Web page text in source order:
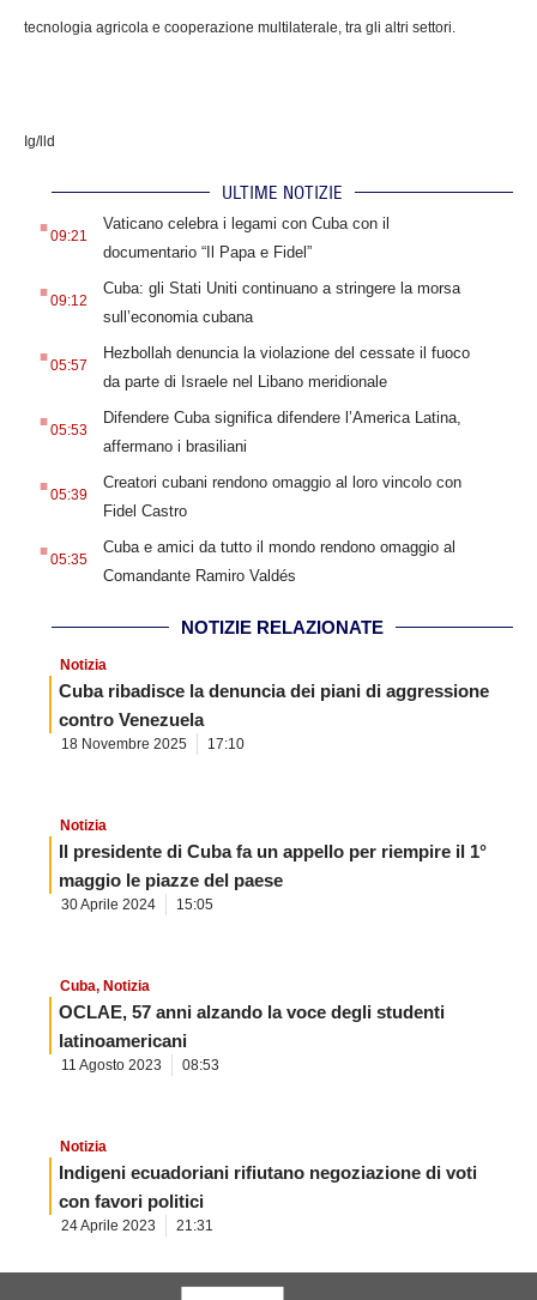
tecnologia agricola e cooperazione multilaterale, tra gli altri settori.
Ig/lld
ULTIME NOTIZIE
.09:21
Vaticano celebra i legami con Cuba con il
documentario “Il Papa e Fidel”
.09:12
Cuba: gli Stati Uniti continuano a stringere la morsa
sull’economia cubana
.05:57
Hezbollah denuncia la violazione del cessate il fuoco
da parte di Israele nel Libano meridionale
.05:53
Difendere Cuba significa difendere l’America Latina,
affermano i brasiliani
.05:39
Creatori cubani rendono omaggio al loro vincolo con
Fidel Castro
.05:35
Cuba e amici da tutto il mondo rendono omaggio al
Comandante Ramiro Valdés
NOTIZIE RELAZIONATE
Notizia
Cuba ribadisce la denuncia dei piani di aggressione
contro Venezuela
18 Novembre 2025 17:10
Notizia
Il presidente di Cuba fa un appello per riempire il 1°
maggio le piazze del paese
30 Aprile 2024 15:05
Cuba, Notizia
OCLAE, 57 anni alzando la voce degli studenti
latinoamericani
11 Agosto 2023 08:53
Notizia
Indigeni ecuadoriani rifiutano negoziazione di voti
con favori politici
24 Aprile 2023 21:31